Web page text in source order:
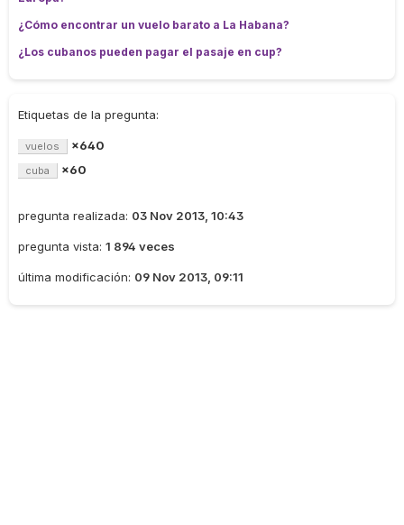
¿Cómo encontrar un vuelo barato a La Habana?
¿Los cubanos pueden pagar el pasaje en cup?
Etiquetas de la pregunta:
vuelos ×640
cuba ×60
pregunta realizada: 03 Nov 2013, 10:43
pregunta vista: 1 894 veces
última modificación: 09 Nov 2013, 09:11